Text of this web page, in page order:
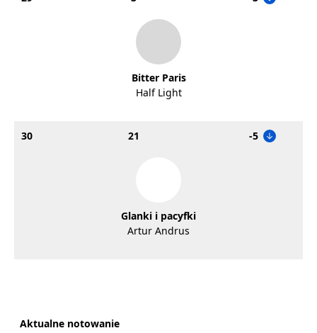
Bitter Paris
Half Light
30 21 -5
Glanki i pacyfki
Artur Andrus
Aktualne notowanie